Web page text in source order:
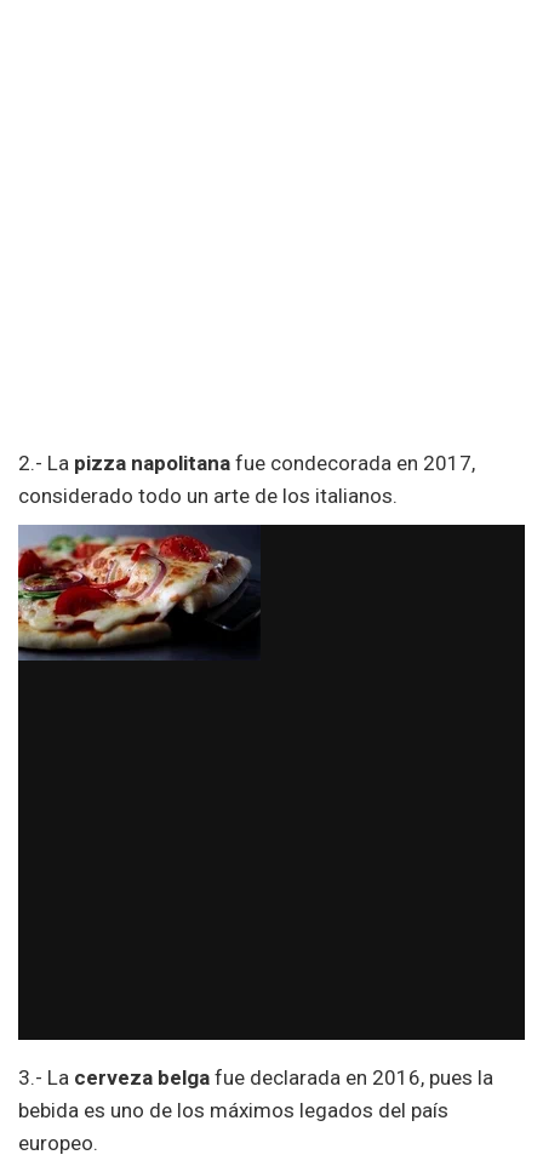
2.- La pizza napolitana fue condecorada en 2017,
considerado todo un arte de los italianos.
3.- La cerveza belga fue declarada en 2016, pues la
bebida es uno de los máximos legados del país
europeo.